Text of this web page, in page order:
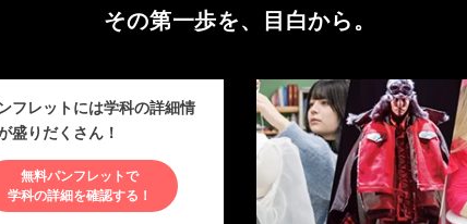
その第一歩を、目白から。
フレットには学科の詳細情
盛りだくさん！
無料パンフレットで
学科の詳細を確認する！